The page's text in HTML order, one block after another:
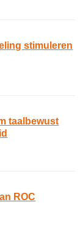
stimuleren
taalbewust
ROC